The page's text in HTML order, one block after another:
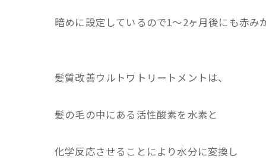
暗めに設定しているので1～2ヶ月後にも赤
髪質改善ウルトワトリートメントは、
髪の毛の中にある活性酸素を水素と
化学反応させることにより水分に変換し